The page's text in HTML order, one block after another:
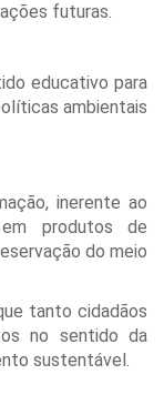
futuras.
educativo para
ambientais
inerente ao
produtos de
do meio
tanto cidadãos
no sentido da
sustentável.